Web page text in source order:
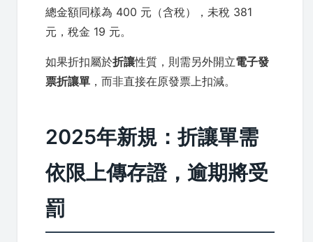
總金額同樣為 400 元（含稅），未稅 381
元，稅金 19 元。
如果折扣屬於折讓性質，則需另外開立電子發
票折讓單 ，而非直接在原發票上扣減。
2025年新規：折讓單需
依限上傳存證，逾期將受
罰